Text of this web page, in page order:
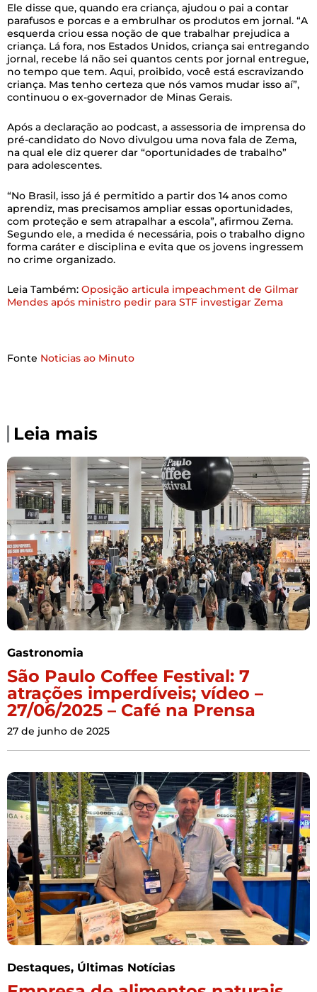
Ele disse que, quando era criança, ajudou o pai a contar
parafusos e porcas e a embrulhar os produtos em jornal. “A
esquerda criou essa noção de que trabalhar prejudica a
criança. Lá fora, nos Estados Unidos, criança sai entregando
jornal, recebe lá não sei quantos cents por jornal entregue,
no tempo que tem. Aqui, proibido, você está escravizando
criança. Mas tenho certeza que nós vamos mudar isso aí”,
continuou o ex-governador de Minas Gerais.
Após a declaração ao podcast, a assessoria de imprensa do
pré-candidato do Novo divulgou uma nova fala de Zema,
na qual ele diz querer dar “oportunidades de trabalho”
para adolescentes.
“No Brasil, isso já é permitido a partir dos 14 anos como
aprendiz, mas precisamos ampliar essas oportunidades,
com proteção e sem atrapalhar a escola”, afirmou Zema.
Segundo ele, a medida é necessária, pois o trabalho digno
forma caráter e disciplina e evita que os jovens ingressem
no crime organizado.
Leia Também: Oposição articula impeachment de Gilmar
Mendes após ministro pedir para STF investigar Zema
Fonte Noticias ao Minuto
Leia mais
Gastronomia
São Paulo Coffee Festival: 7
atrações imperdíveis; vídeo –
27/06/2025 – Café na Prensa
27 de junho de 2025
Destaques, Últimas Notícias